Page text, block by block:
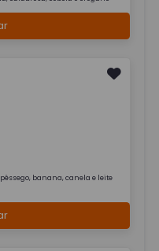
banana, canela e leite